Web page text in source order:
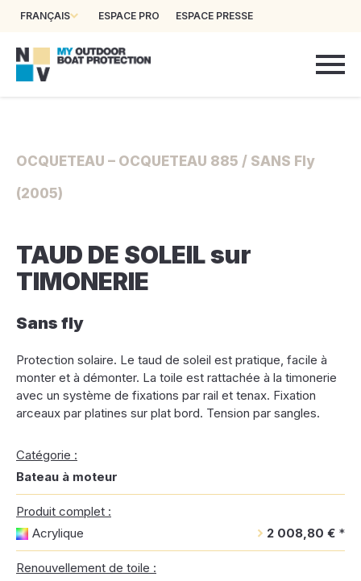
FRANÇAIS ESPACE PRO ESPACE PRESSE
OCQUETEAU – OCQUETEAU 885 / SANS Fly
(2005)
TAUD DE SOLEIL sur
TIMONERIE
Sans fly
Protection solaire. Le taud de soleil est pratique, facile à
monter et à démonter. La toile est rattachée à la timonerie
avec un système de fixations par rail et tenax. Fixation
arceaux par platines sur plat bord. Tension par sangles.
Catégorie :
Bateau à moteur
Produit complet :
Acrylique
2 008,80 € *
Renouvellement de toile :